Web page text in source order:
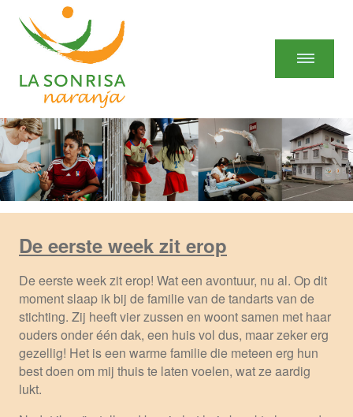
De eerste week zit erop
De eerste week zit erop! Wat een avontuur, nu al. Op dit
moment slaap ik bij de familie van de tandarts van de
stichting. Zij heeft vier zussen en woont samen met haar
ouders onder één dak, een huis vol dus, maar zeker erg
gezellig! Het is een warme familie die meteen erg hun
best doen om mij thuis te laten voelen, wat ze aardig
lukt.